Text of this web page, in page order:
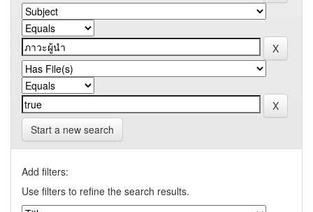
Start a new search
Add filters:
Use filters to refine the search results.